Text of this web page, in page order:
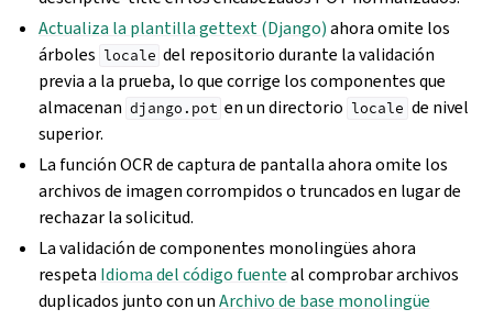
Actualiza la plantilla gettext (Django)ahora omite los
árboles locale del repositorio durante la validación
previa a la prueba, lo que corrige los componentes que
almacenan django.pot en un directorio locale de nivel
superior.
La función OCR de captura de pantalla ahora omite los
archivos de imagen corrompidos o truncados en lugar de
rechazar la solicitud.
La validación de componentes monolingües ahora
respeta Idioma del código fuenteal comprobar archivos
duplicados junto con unArchivo de base monolingüe